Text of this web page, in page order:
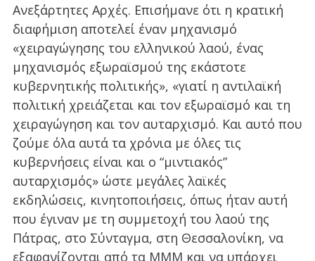
Ανεξάρτητες Αρχές. Επισήμανε ότι η κρατική
διαφήμιση αποτελεί έναν μηχανισμό
«χειραγώγησης του ελληνικού λαού, ένας
μηχανισμός εξωραϊσμού της εκάστοτε
κυβερνητικής πολιτικής», «γιατί η αντιλαϊκή
πολιτική χρειάζεται και τον εξωραϊσμό και τη
χειραγώγηση και τον αυταρχισμό. Και αυτό που
ζούμε όλα αυτά τα χρόνια με όλες τις
κυβερνήσεις είναι και ο “μιντιακός”
αυταρχισμός» ώστε μεγάλες λαϊκές
εκδηλώσεις, κινητοποιήσεις, όπως ήταν αυτή
που έγιναν με τη συμμετοχή του λαού της
Πάτρας, στο Σύνταγμα, στη Θεσσαλονίκη, να
εξαφανίζονται από τα ΜΜΜ και να υπάρχει